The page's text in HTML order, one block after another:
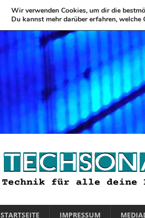
STARTSEITE IMPRESSUM
Wir verwenden Cookies, um dir die
Du kannst mehr darüber erfahren,